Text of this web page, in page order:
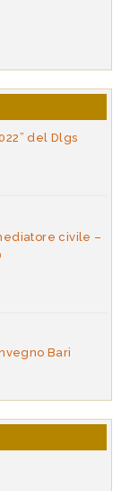
del Dlgs
civile –
Bari